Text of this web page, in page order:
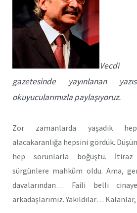
Vecdi
gazetesinde yayınlanan
okuyucularımızla paylaşıyoruz.
Zor zamanlarda yaşadık
alacakaranlığa hepsini gördük.
hep sorunlarla boğuştu. İtiraz
sürgünlere mahkûm oldu. Ama,
davalarından… Faili belli
arkadaşlarımız. Yakıldılar…